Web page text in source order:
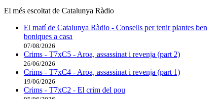
El més escoltat de Catalunya Ràdio
El matí de Catalunya Ràdio - Consells per tenir plantes ben
boniques a casa
07/08/2026
Crims - T7xC5 - Aroa, assassinat i revenja (part 2)
26/06/2026
Crims - T7xC4 - Aroa, assassinat i revenja (part 1)
19/06/2026
Crims - T7xC2 - El crim del pou